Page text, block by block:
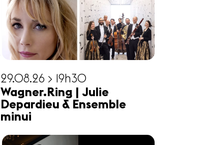
29.08.26 > 19h30
Wagner.Ring | Julie
Depardieu & Ensemble
minui